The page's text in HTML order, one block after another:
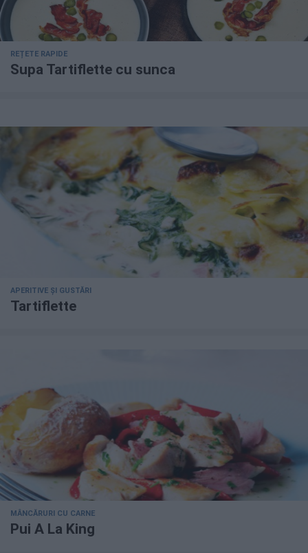
REȚETE RAPIDE
Supa Tartiflette cu sunca
APERITIVE ȘI GUSTĂRI
Tartiflette
MÂNCĂRURI CU CARNE
Pui A La King